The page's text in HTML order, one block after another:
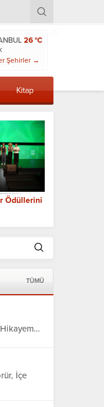
26 °C
Şehirler →
Kitap
Ödüllerini
TÜMÜ
İçe